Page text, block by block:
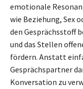
emotionale
wie Beziehung, Sex
den Gesprächsstoff
und das Stellen
fördern. Anstatt
Gesprächspartner
Konversation zu